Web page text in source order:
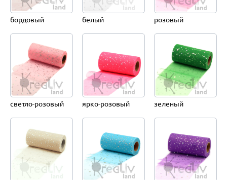
бордовый белый розовый
светло-розовый ярко-розовый зеленый